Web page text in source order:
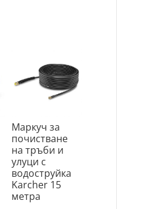
Маркуч за
почистване
на тръби и
улуци с
водоструйка
Karcher 15
метра